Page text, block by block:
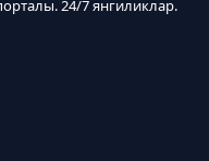
24/7 янгиликлар.